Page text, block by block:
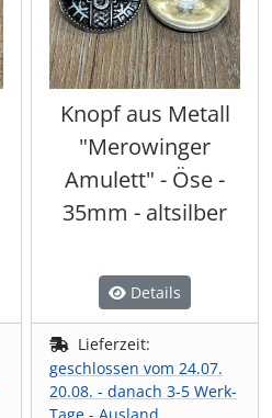
Knopf aus Metall
"Merowinger
Amulett" - Öse -
35mm - altsilber
Details
Lieferzeit:
geschlossen vom 24.07.
20.08. - danach 3-5 Werk-